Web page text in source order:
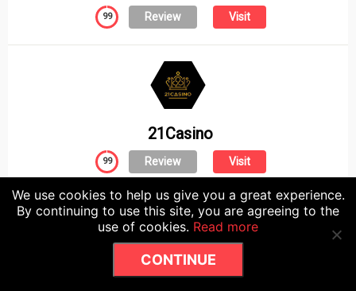
Visit
Review
99
21Casino
Visit
Review
99
Springbok Casino
We use cookies to help us give you a great experience.
By continuing to use this site, you are agreeing to the
use of cookies. Read more
CONTINUE